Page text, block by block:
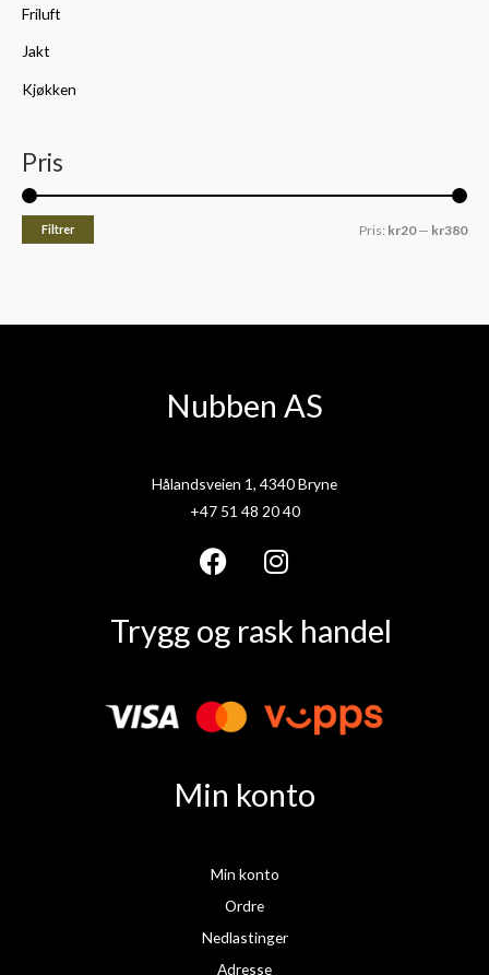
Friluft
Jakt
Kjøkken
Pris
Filtrer Pris: kr20— kr380
Nubben AS
Hålandsveien 1, 4340 Bryne
+47 51 48 20 40
F
c
b
o
I
n
s
g
m
Trygg og rask handel
Min konto
Min konto
Ordre
Nedlastinger
Adresse